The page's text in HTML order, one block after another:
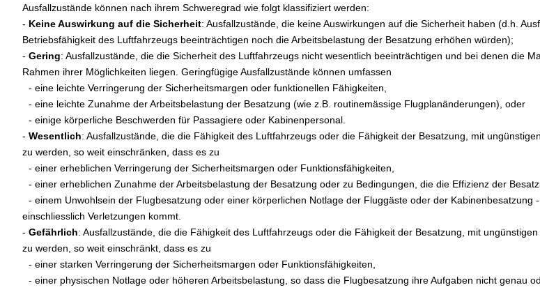
Ausfallzustände können nach ihrem Schweregrad wie folgt klassifiziert werden:
- Keine Auswirkung auf die Sicherheit: Ausfallzustände, die keine Auswirkungen auf die Sicherheit haben (d.h.
Betriebsfähigkeit des Luftfahrzeugs beeinträchtigen noch die Arbeitsbelastung der Besatzung erhöhen würden);
- Gering: Ausfallzustände, die die Sicherheit des Luftfahrzeugs nicht wesentlich beeinträchtigen und bei denen die
Rahmen ihrer Möglichkeiten liegen. Geringfügige Ausfallzustände können umfassen
- eine leichte Verringerung der Sicherheitsmargen oder funktionellen Fähigkeiten,
- eine leichte Zunahme der Arbeitsbelastung der Besatzung (wie z.B. routinemässige Flugplanänderungen), oder
- einige körperliche Beschwerden für Passagiere oder Kabinenpersonal.
- Wesentlich: Ausfallzustände, die die Fähigkeit des Luftfahrzeugs oder die Fähigkeit der Besatzung, mit
zu werden, so weit einschränken, dass es zu
- einer erheblichen Verringerung der Sicherheitsmargen oder Funktionsfähigkeiten,
- einer erheblichen Zunahme der Arbeitsbelastung der Besatzung oder zu Bedingungen, die die Effizienz der
- einem Unwohlsein der Flugbesatzung oder einer körperlichen Notlage der Fluggäste oder der Kabinenbesatzung
einschliesslich Verletzungen kommt.
- Gefährlich: Ausfallzustände, die die Fähigkeit des Luftfahrzeugs oder die Fähigkeit der Besatzung, mit
zu werden, so weit einschränkt, dass es zu
- einer starken Verringerung der Sicherheitsmargen oder Funktionsfähigkeiten,
- einer physischen Notlage oder höheren Arbeitsbelastung, so dass die Flugbesatzung ihre Aufgaben nicht genau